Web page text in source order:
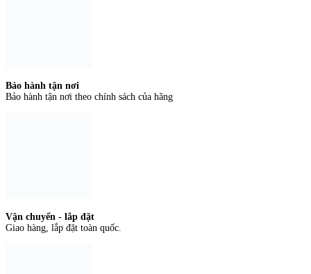
Bảo hành tận nơi
Bảo hành tận nơi theo chính sách của hãng
Vận chuyển - lắp đặt
Giao hàng, lắp đặt toàn quốc.